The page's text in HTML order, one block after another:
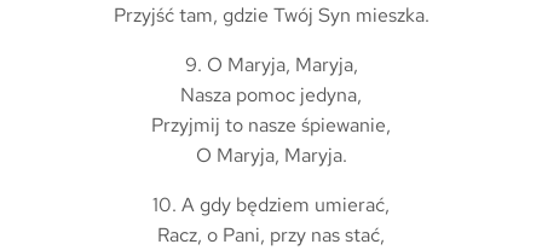
Przyjść tam, gdzie Twój Syn mieszka.
9. O Maryja, Maryja,
Nasza pomoc jedyna,
Przyjmij to nasze śpiewanie,
O Maryja, Maryja.
10. A gdy będziem umierać,
Racz, o Pani, przy nas stać,